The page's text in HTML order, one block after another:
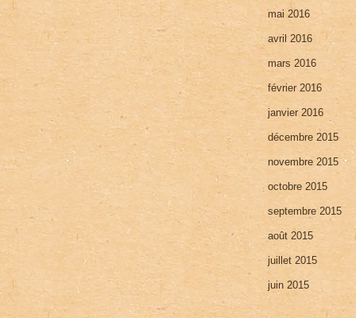
mai 2016
avril 2016
mars 2016
février 2016
janvier 2016
décembre 2015
novembre 2015
octobre 2015
septembre 2015
août 2015
juillet 2015
juin 2015